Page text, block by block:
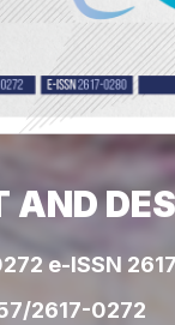
AND
e-ISSN
2617-0272